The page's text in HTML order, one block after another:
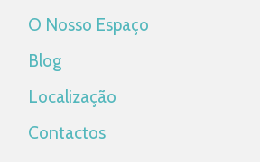
O Nosso Espaço
Blog
Localização
Contactos